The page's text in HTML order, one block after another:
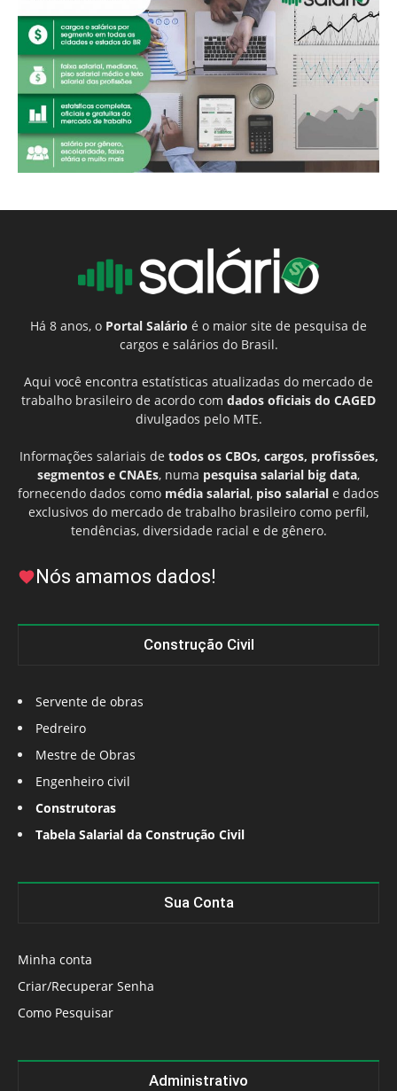
Há 8 anos, o Portal Salário é o maior site de pesquisa de
cargos e salários do Brasil.
Aqui você encontra estatísticas atualizadas do mercado de
trabalho brasileiro de acordo com dados oficiais do CAGED
divulgados pelo MTE.
Informações salariais de todos os CBOs, cargos, profissões,
segmentos e CNAEs, numa pesquisa salarial big data,
fornecendo dados como média salarial, piso salarial e dados
exclusivos do mercado de trabalho brasileiro como perfil,
tendências, diversidade racial e de gênero.
Nós amamos dados!
Construção Civil
Servente de obras
Pedreiro
Mestre de Obras
Engenheiro civil
Construtoras
Tabela Salarial da Construção Civil
Sua Conta
Minha conta
Criar/Recuperar Senha
Como Pesquisar
Administrativo